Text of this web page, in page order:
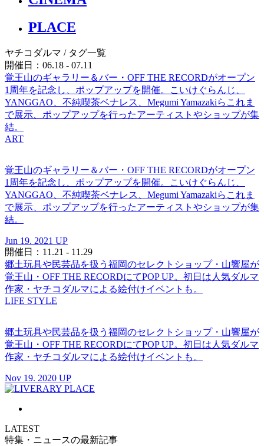
PLACE
ヤチコダルマ / タグ一覧
開催日：06.18 - 07.11
覚王山のギャラリー＆バー・OFF THE RECORDがオープン
1周年を記念し、ポップアップを開催。こいけぐらんじ、
YANGGAO、不純喫茶ベナレス、Megumi Yamazakiらこれま
で展示、ポップアップを行ったアーティストやショップが集
結。
ART
覚王山のギャラリー＆バー・OFF THE RECORDがオープン
1周年を記念し、ポップアップを開催。こいけぐらんじ、
YANGGAO、不純喫茶ベナレス、Megumi Yamazakiらこれま
で展示、ポップアップを行ったアーティストやショップが集
結。
Jun 19. 2021 UP
開催日：11.21 - 11.29
郷土玩具や民芸品を扱う福岡のセレクトショップ・山響屋が
覚王山・OFF THE RECORDにてPOP UP。初日は人気ダルマ
作家・ヤチコダルマによる絵付けイベントも。
LIFE STYLE
郷土玩具や民芸品を扱う福岡のセレクトショップ・山響屋が
覚王山・OFF THE RECORDにてPOP UP。初日は人気ダルマ
作家・ヤチコダルマによる絵付けイベントも。
Nov 19. 2020 UP
LATEST
特集・ニュースの最新記事